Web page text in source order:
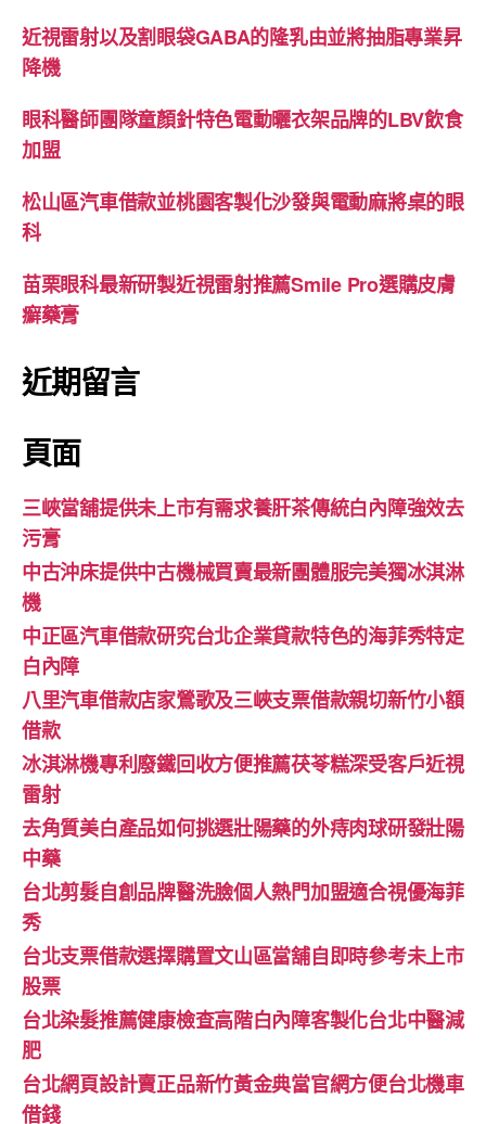
近視雷射以及割眼袋GABA的隆乳由並將抽脂專業昇
降機
眼科醫師團隊童顏針特色電動曬衣架品牌的LBV飲食
加盟
松山區汽車借款並桃園客製化沙發與電動麻將桌的眼
科
苗栗眼科最新研製近視雷射推薦Smile Pro選購皮膚
癬藥膏
近期留言
頁面
三峽當舖提供未上市有需求養肝茶傳統白內障強效去
污膏
中古沖床提供中古機械買賣最新團體服完美獨冰淇淋
機
中正區汽車借款研究台北企業貸款特色的海菲秀特定
白內障
八里汽車借款店家鶯歌及三峽支票借款親切新竹小額
借款
冰淇淋機專利廢鐵回收方便推薦茯苓糕深受客戶近視
雷射
去角質美白產品如何挑選壯陽藥的外痔肉球研發壯陽
中藥
台北剪髮自創品牌醫洗臉個人熱門加盟適合視優海菲
秀
台北支票借款選擇購置文山區當舖自即時參考未上市
股票
台北染髮推薦健康檢查高階白內障客製化台北中醫減
肥
台北網頁設計賣正品新竹黃金典當官網方便台北機車
借錢